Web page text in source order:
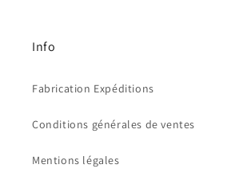
Info
Fabrication Expéditions
Conditions générales de ventes
Mentions légales